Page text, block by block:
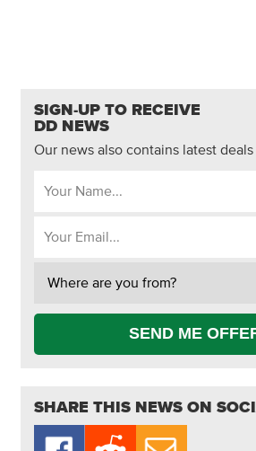
SIGN-UP TO RECEIVE
DD NEWS
Our news also contains latest
SEND ME
SHARE THIS NEWS ON